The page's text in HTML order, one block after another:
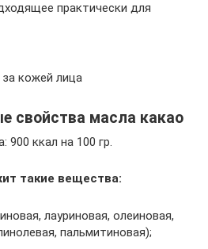
практически для
кожей лица
свойства масла какао
900 ккал на 100 гр.
такие вещества:
лауриновая, олеиновая,
пальмитиновая);